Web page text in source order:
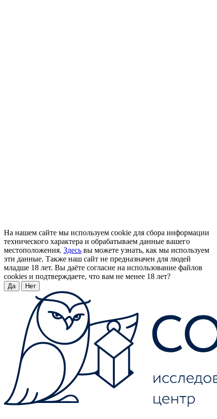
На нашем сайте мы используем cookie для сбора информации
технического характера и обрабатываем данные вашего
местоположения. Здесь вы можете узнать, как мы используем
эти данные. Также наш сайт не предназначен для людей
младше 18 лет. Вы даёте согласие на использование файлов
cookies и подтверждаете, что вам не менее 18 лет?
Да Нет